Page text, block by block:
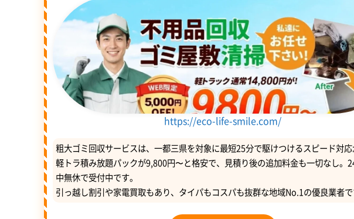
https://eco-life-smile.com/
粗大ゴミ回収サービスは、一都三県を対象に最短25分で駆けつけるスピード対
軽トラ積み放題パックが9,800円〜と格安で、見積り後の追加料金も一切なし。
中無休で受付中です。
引っ越し割引や家電買取もあり、タイパもコスパも抜群な地域No.1の優良業者